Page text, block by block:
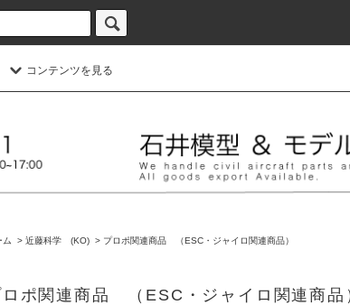
コンテンツを見る
ム > 近藤科学 (KO) > プロポ関連商品 （ESC・ジャイロ関連商品）
ロポ関連商品 （ESC・ジャイロ関連商品